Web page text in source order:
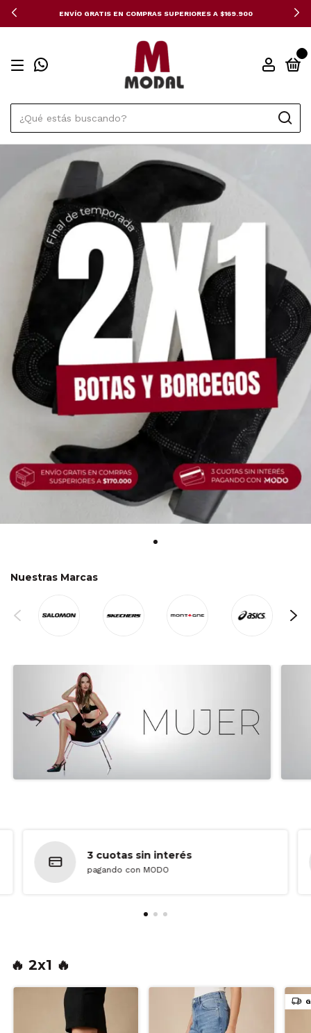
ENVÍO GRATIS EN COMPRAS SUPERIORES A $169.900
Nuestras Marcas
3 cuotas sin interés
pagando con MODO
🔥 2x1 🔥